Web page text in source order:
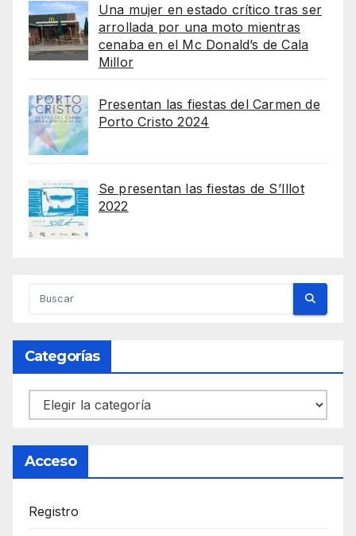
Una mujer en estado crítico tras ser
arrollada por una moto mientras
cenaba en el Mc Donald’s de Cala
Millor
Presentan las fiestas del Carmen de
Porto Cristo 2024
Se presentan las fiestas de S’Illot
2022
Categorías
Categorías
Acceso
Registro